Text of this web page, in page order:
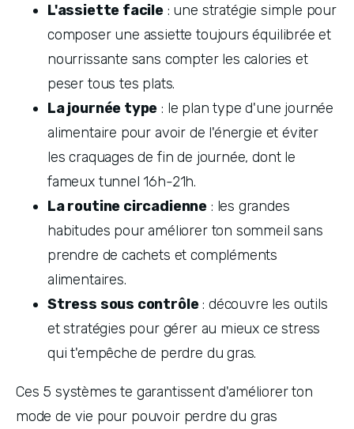
L'assiette facile : une stratégie simple pour
composer une assiette toujours équilibrée et
nourrissante sans compter les calories et
peser tous tes plats.
La journée type : le plan type d'une journée
alimentaire pour avoir de l'énergie et éviter
les craquages de fin de journée, dont le
fameux tunnel 16h-21h.
La routine circadienne : les grandes
habitudes pour améliorer ton sommeil sans
prendre de cachets et compléments
alimentaires.
Stress sous contrôle : découvre les outils
et stratégies pour gérer au mieux ce stress
qui t'empêche de perdre du gras.
Ces 5 systèmes te garantissent d'améliorer ton
mode de vie pour pouvoir perdre du gras